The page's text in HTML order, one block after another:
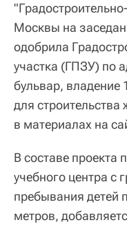
Москвы на
одобрила
участка (ГПЗУ) по
бульвар, владение
для
в материалах на
В составе проекта
учебного центра с
пребывания детей
метров,